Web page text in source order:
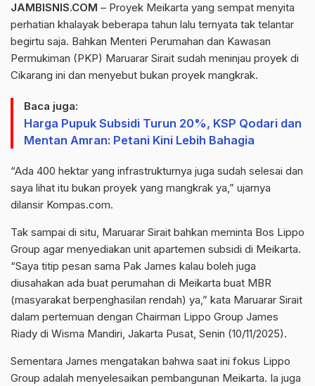
JAMBISNIS.COM – Proyek Meikarta yang sempat menyita
perhatian khalayak beberapa tahun lalu ternyata tak telantar
begirtu saja. Bahkan Menteri Perumahan dan Kawasan
Permukiman (PKP) Maruarar Sirait sudah meninjau proyek di
Cikarang ini dan menyebut bukan proyek mangkrak.
Baca juga:
Harga Pupuk Subsidi Turun 20%, KSP Qodari dan
Mentan Amran: Petani Kini Lebih Bahagia
“Ada 400 hektar yang infrastrukturnya juga sudah selesai dan
saya lihat itu bukan proyek yang mangkrak ya,” ujarnya
dilansir Kompas.com.
Tak sampai di situ, Maruarar Sirait bahkan meminta Bos Lippo
Group agar menyediakan unit apartemen subsidi di Meikarta.
“Saya titip pesan sama Pak James kalau boleh juga
diusahakan ada buat perumahan di Meikarta buat MBR
(masyarakat berpenghasilan rendah) ya,” kata Maruarar Sirait
dalam pertemuan dengan Chairman Lippo Group James
Riady di Wisma Mandiri, Jakarta Pusat, Senin (10/11/2025).
Sementara James mengatakan bahwa saat ini fokus Lippo
Group adalah menyelesaikan pembangunan Meikarta. Ia juga